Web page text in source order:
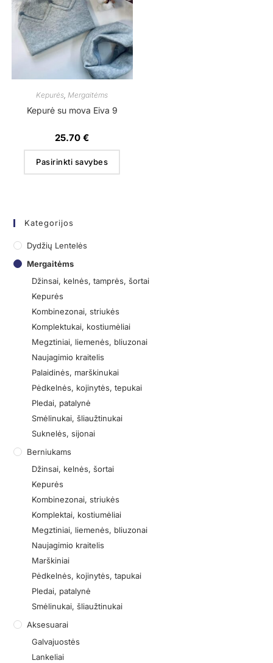
Kepurės,Mergaitėms
Kepurė su mova Eiva 9
25.70€
Pasirinkti savybes
Kategorijos
Dydžių Lentelės
Mergaitėms
Džinsai, kelnės, tamprės, šortai
Kepurės
Kombinezonai, striukės
Komplektukai, kostiumėliai
Megztiniai, liemenės, bliuzonai
Naujagimio kraitelis
Palaidinės, marškinukai
Pėdkelnės, kojinytės, tepukai
Pledai, patalynė
Smėlinukai, šliaužtinukai
Suknelės, sijonai
Berniukams
Džinsai, kelnės, šortai
Kepurės
Kombinezonai, striukės
Komplektai, kostiumėliai
Megztiniai, liemenės, bliuzonai
Naujagimio kraitelis
Marškiniai
Pėdkelnės, kojinytės, tapukai
Pledai, patalynė
Smėlinukai, šliaužtinukai
Aksesuarai
Galvajuostės
Lankeliai